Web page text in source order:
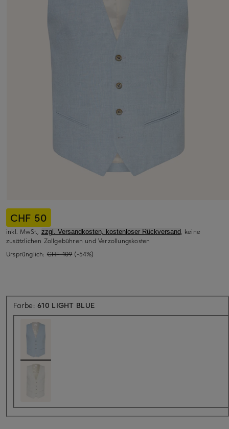
CHF 50
inkl. MwSt., zzgl. Versandkosten, kostenloser Rückversand, keine
zusätzlichen Zollgebühren und Verzollungskosten
Ursprünglich: CHF 109 (-54%)
Farbe:610 LIGHT BLUE